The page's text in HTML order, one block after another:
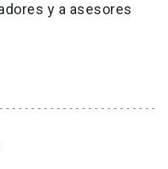
y a asesores